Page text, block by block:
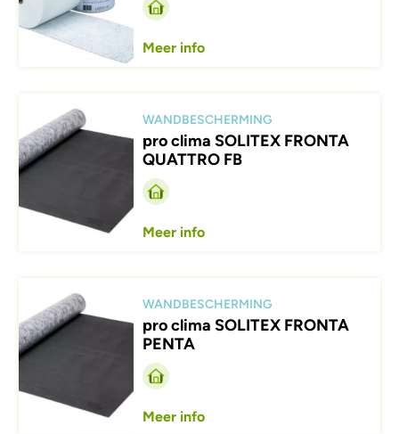
Meer info
WANDBESCHERMING
pro clima SOLITEX FRONTA
QUATTRO FB
Meer info
WANDBESCHERMING
pro clima SOLITEX FRONTA
PENTA
Meer info